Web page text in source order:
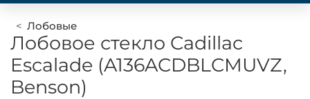
Лобовые
Лобовое стекло Cadillac
Escalade (A136ACDBLCMUVZ,
Benson)